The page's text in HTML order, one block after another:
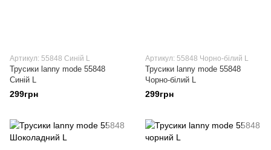
Артикул: 55848 Синій L
Трусики lanny mode 55848
Синій L
299грн
Артикул: 55848 Чорно-білий L
Трусики lanny mode 55848
Чорно-білий L
299грн